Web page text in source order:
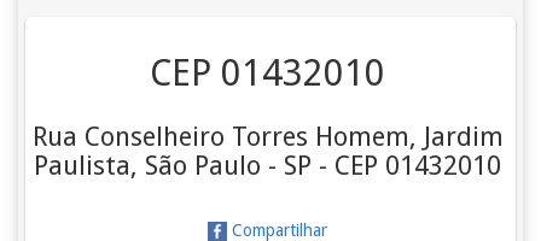
CEP 01432010
Rua Conselheiro Torres Homem, Jardim
Paulista, São Paulo - SP - CEP 01432010
Compartilhar